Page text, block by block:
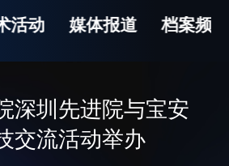
生物医学与健康工程研
生物医药与技术研究所
脑认知与脑疾病研究所
活动 媒体报道 档案频道
深圳先进院与宝安
交流活动举办